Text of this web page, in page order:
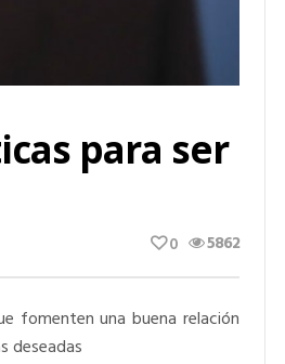
para ser
5862
0
fomenten una buena relación
deseadas